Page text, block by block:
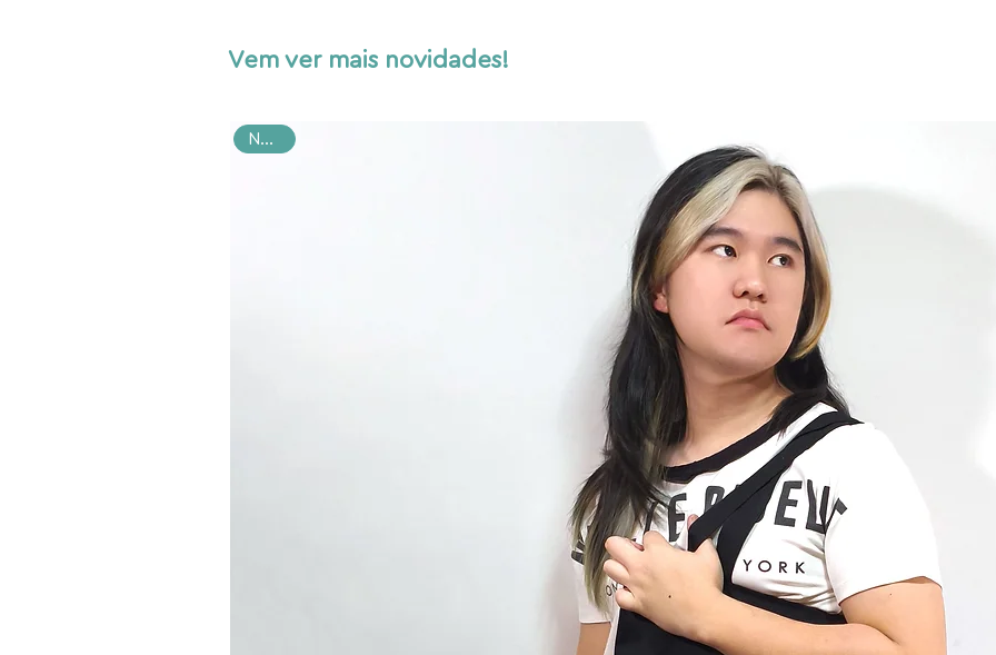
Vem ver mais novidades!
NOVO